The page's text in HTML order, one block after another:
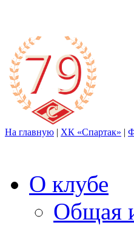
На главную | ХК «Спартак» |
О клубе
Общая